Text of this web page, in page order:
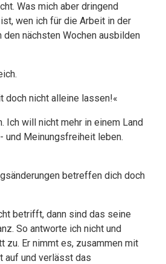
Was mich aber dringend
wen ich für die Arbeit in der
nächsten Wochen ausbilden
doch nicht alleine lassen!«
Ich will nicht mehr in einem Land
und Meinungsfreiheit leben.
betreffen dich doch
betrifft, dann sind das seine
So antworte ich nicht und
zu. Er nimmt es, zusammen mit
auf und verlässt das